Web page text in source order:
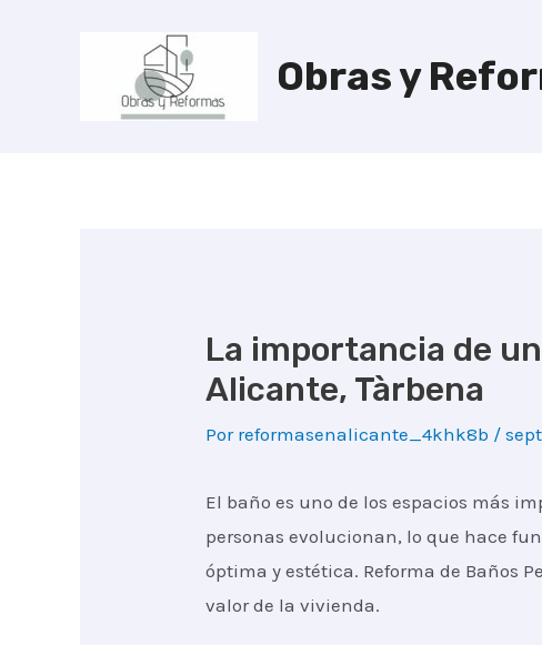
Obras y
La importancia de
Alicante, Tàrbena
Por reformasenalicante_4khk8b /
El baño es uno de los espacios más
personas evolucionan, lo que hace
óptima y estética. Reforma de Baños
valor de la vivienda.